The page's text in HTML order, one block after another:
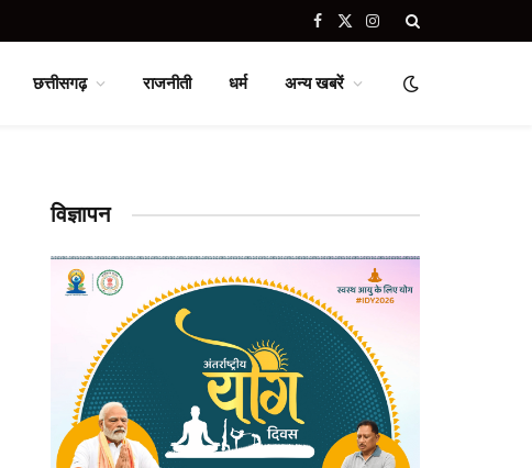
Facebook
X
Instagram
छत्तीसगढ़ राजनीती धर्म अन्य खबरें
विज्ञापन